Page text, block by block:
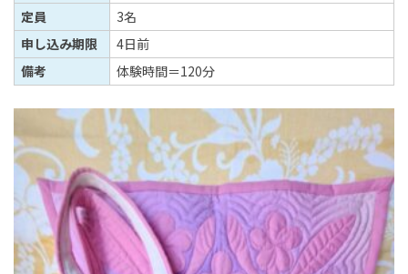
定員
3名
申し込み期限
4日前
備考
体験時間＝120分